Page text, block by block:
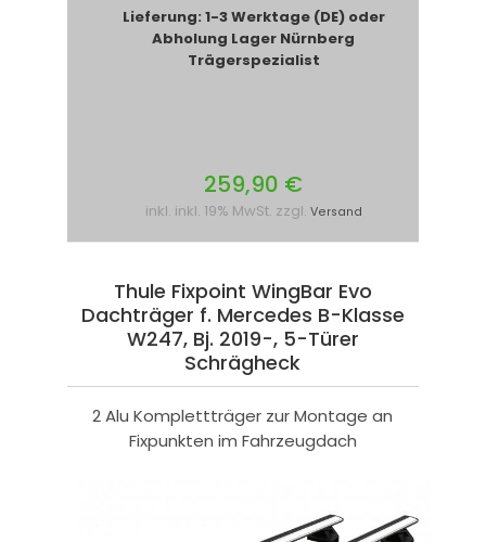
Lieferung: 1-3 Werktage (DE) oder
Abholung Lager Nürnberg
Trägerspezialist
259,90 €
inkl. inkl. 19% MwSt. zzgl. Versand
Thule Fixpoint WingBar Evo
Dachträger f. Mercedes B-Klasse
W247, Bj. 2019-, 5-Türer
Schrägheck
2 Alu Komplettträger zur Montage an
Fixpunkten im Fahrzeugdach